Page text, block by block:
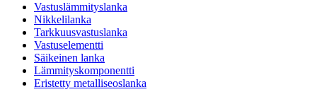
Vastuslämmityslanka
Nikkelilanka
Tarkkuusvastuslanka
Vastuselementti
Säikeinen lanka
Lämmityskomponentti
Eristetty metalliseoslanka